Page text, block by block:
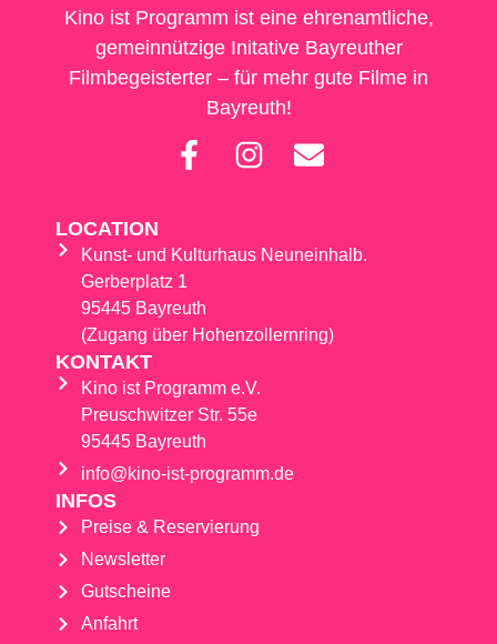
Kino ist Programm ist eine ehrenamtliche,
gemeinnützige Initative Bayreuther
Filmbegeisterter – für mehr gute Filme in
Bayreuth!
LOCATION
Kunst- und Kulturhaus Neuneinhalb.
Gerberplatz 1
95445 Bayreuth
(Zugang über Hohenzollernring)
KONTAKT
Kino ist Programm e.V.
Preuschwitzer Str. 55e
95445 Bayreuth
info@kino-ist-programm.de
INFOS
Preise & Reservierung
Newsletter
Gutscheine
Anfahrt